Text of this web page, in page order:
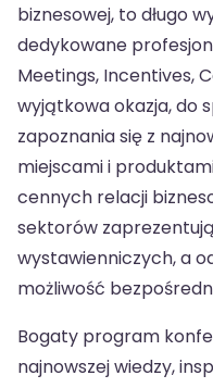
biznesowej, to długo
dedykowane
Meetings, Incentives,
wyjątkowa okazja, do
zapoznania się z
miejscami i
cennych relacji
sektorów
wystawienniczych, a
możliwość
Bogaty program
najnowszej wiedzy,